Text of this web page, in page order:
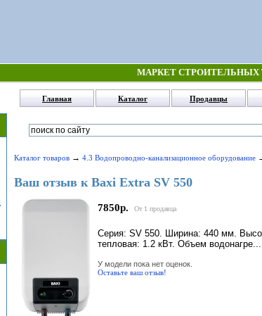
МАРКЕТ СТРОИТЕЛЬНЫХ
Главная Каталог Продавцы
Каталог товаров → 4.3 Водопроводно-канализационное оборудование
Ваш отзыв к Baxi Extra SV 550
7850р. От 1 продавца
Серия: SV 550. Ширина: 440 мм.
тепловая: 1.2 кВт. Объем водонагре...
У модели пока нет оценок.
Оставьте ваш отзыв!